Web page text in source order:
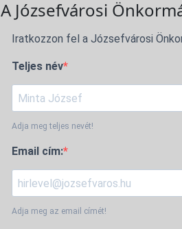
A Józsefvárosi
Iratkozzon fel a Józsefvárosi
Teljes név
Adja meg teljes nevét!
Email cím:
Adja meg az email címét!